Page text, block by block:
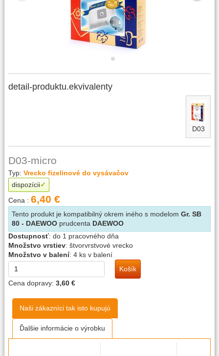
detail-produktu.ekvivalenty
D03
D03-micro
Typ: Vrecko fizelinové do vysávačov
dispozícii
Cena : 6,40 €
Tento produkt je kompatibilný okrem iného s modelom Gr. SB
80 - DAEWOO prudcenta DAEWOO
Dostupnosť: do 1 pracovného dňa
Množstvo vrstiev: štvorvrstvové vrecko
Množstvo v balení: 4 ks v balení
Košík
Cena dopravy: 3,60 €
Naši zákazníci tak isto kupujú
Ďalšie informácie o výrobku